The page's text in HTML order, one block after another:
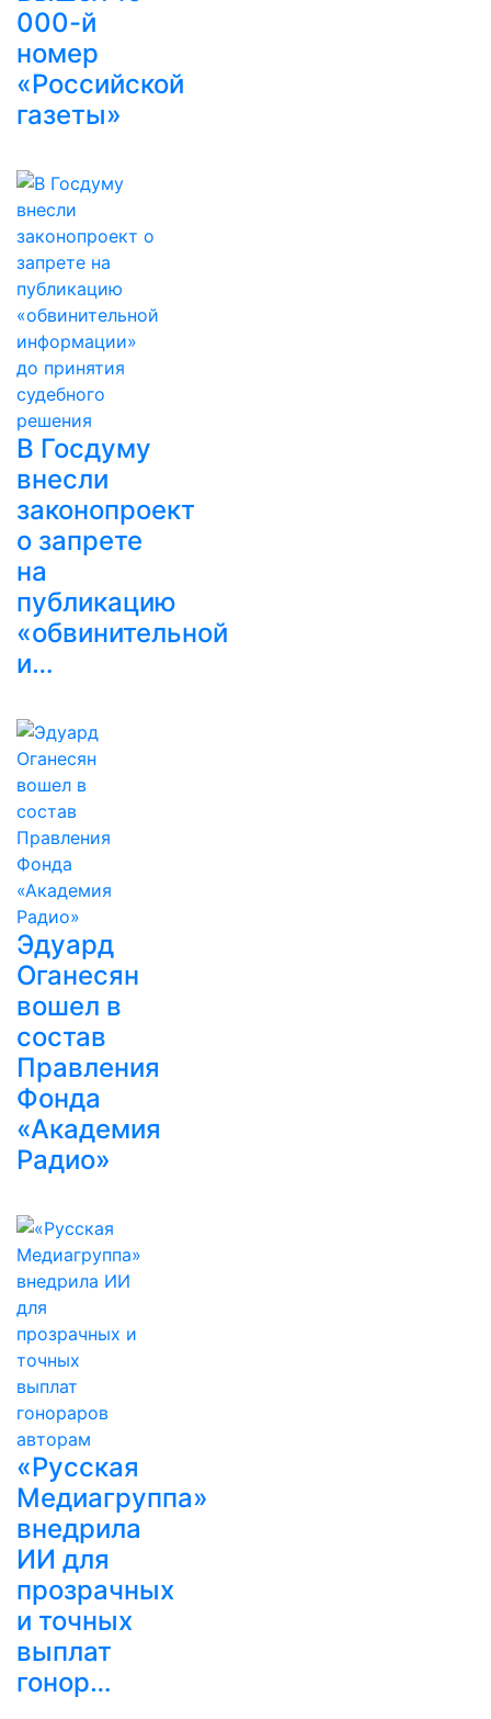
000-й
номер
«Российской
газеты»
В Госдуму
внесли
законопроект
о запрете
на
публикацию
«обвинительной
и…
Эдуард
Оганесян
вошел в
состав
Правления
Фонда
«Академия
Радио»
«Русская
Медиагруппа»
внедрила
ИИ для
прозрачных
и точных
выплат
гонор…